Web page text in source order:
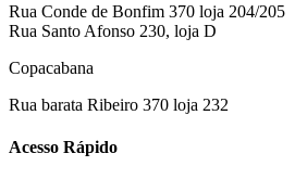
Rua Conde de Bonfim 370 loja 204/205
Rua Santo Afonso 230, loja D
Copacabana
Rua barata Ribeiro 370 loja 232
Acesso Rápido